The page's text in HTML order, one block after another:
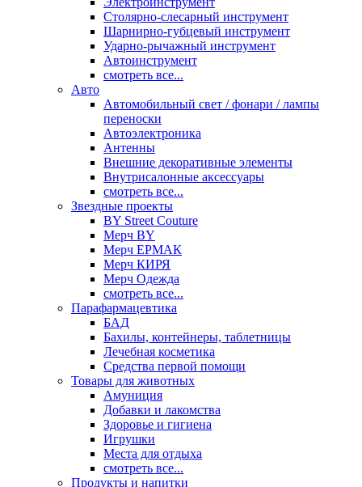
Столярно-слесарный инструмент
Шарнирно-губцевый инструмент
Ударно-рычажный инструмент
Автоинструмент
смотреть все...
Авто
Автомобильный свет / фонари / лампы
переноски
Автоэлектроника
Антенны
Внешние декоративные элементы
Внутрисалонные аксессуары
смотреть все...
Звездные проекты
BY Street Couture
Мерч BY
Мерч ЕРМАК
Мерч КИРЯ
Мерч Одежда
смотреть все...
Парафармацевтика
БАД
Бахилы, контейнеры, таблетницы
Лечебная косметика
Средства первой помощи
Товары для животных
Амуниция
Добавки и лакомства
Здоровье и гигиена
Игрушки
Места для отдыха
смотреть все...
Продукты и напитки